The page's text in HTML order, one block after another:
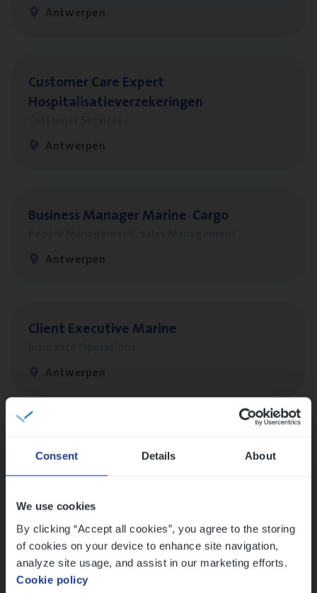
Consent Details About
We use cookies
By clicking “Accept all cookies”, you agree to the storing
of cookies on your device to enhance site navigation,
analyze site usage, and assist in our marketing efforts.
Cookie policy
Antwerpen
Cus­to­mer Care Expert
Hospitalisatieverzekeringen
Antwerpen
Busi­ness Mana­ger Mari­ne Cargo
Antwerpen
Client Exe­cu­ti­ve Marine
Antwerpen
Insurance Operations
Dos­sier­be­heer­der Onder­ne­min­gen Van­b­
re­da Huys­mans — Mechelen